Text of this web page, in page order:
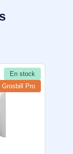
En stock
Grosbill Pro